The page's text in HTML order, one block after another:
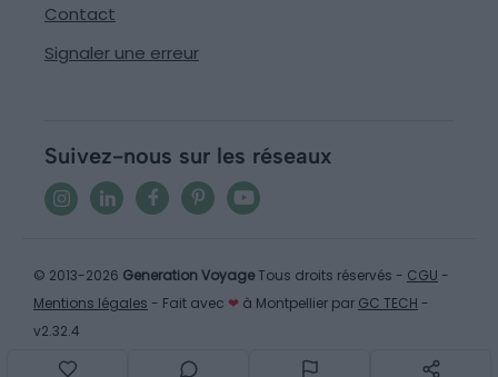
Contact
Signaler une erreur
Suivez-nous sur les réseaux
© 2013-2026 Generation VoyageTous droits réservés - CGU -
Mentions légales - Fait avec ❤ à Montpellier par GC TECH -
v2.32.4